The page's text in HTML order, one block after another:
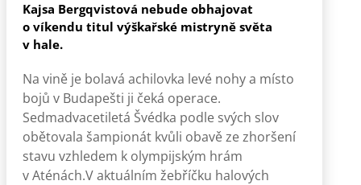
Kajsa Bergqvistová nebude obhajovat
o víkendu titul výškařské mistryně světa
v hale.
Na vině je bolavá achilovka levé nohy a místo
bojů v Budapešti ji čeká operace.
Sedmadvacetiletá Švédka podle svých slov
obětovala šampionát kvůli obavě ze zhoršení
stavu vzhledem k olympijským hrám
v Aténách.V aktuálním žebříčku halových